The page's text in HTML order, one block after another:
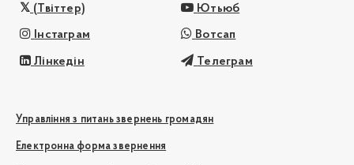
(Твіттер) Ютьюб
Інстаграм Вотсап
Лінкедін Телеграм
Управління з питань звернень громадян
Електронна форма звернення